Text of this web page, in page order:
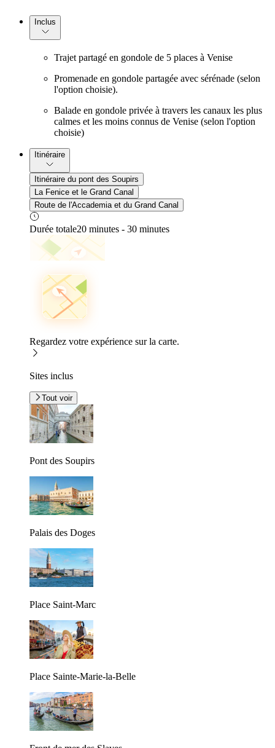
Inclus
Trajet partagé en gondole de 5 places à Venise
Promenade en gondole partagée avec sérénade (selon
l'option choisie).
Balade en gondole privée à travers les canaux les plus
calmes et les moins connus de Venise (selon l'option
choisie)
Itinéraire
Itinéraire du pont des Soupirs
La Fenice et le Grand Canal
Route de l'Accademia et du Grand Canal
Durée totale20 minutes - 30 minutes
Regardez votre expérience sur la carte.
Sites inclus
Tout voir
Pont des Soupirs
Palais des Doges
Place Saint-Marc
Place Sainte-Marie-la-Belle